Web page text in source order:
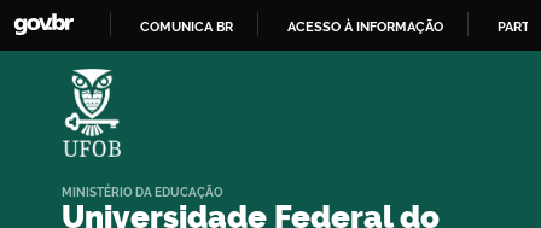
COMUNICA BR ACESSO À INFORMAÇÃO
Universidade Federal do
MINISTÉRIO DA EDUCAÇÃO